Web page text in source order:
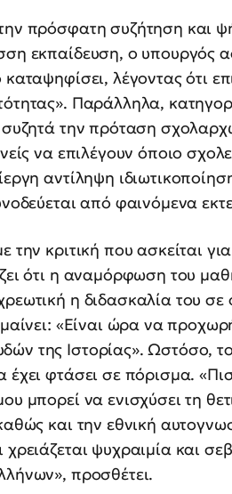
πρόσφατη συζήτηση και
εκπαίδευση, ο υπουργός
λέγοντας ότι
Παράλληλα,
συζητά την πρόταση
να επιλέγουν όποιο
αντίληψη
από φαινόμενα
την κριτική που ασκείται
ότι η αναμόρφωση του
η διδασκαλία του
«Είναι ώρα να
της Ιστορίας». Ωστόσο,
φτάσει σε πόρισμα.
μπορεί να ενισχύσει τη
και την εθνική
ψυχραιμία και
προσθέτει.